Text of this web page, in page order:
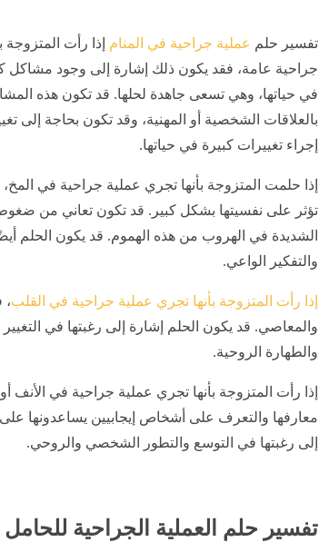
تفسير حلم عملية جراحية في المنام إذا رأت المتزوجة
جراحية عامة، فقد يكون ذلك إشارة إلى وجود مشاكل
في حياتها، وهي تسعى جاهدة لحلها. قد تكون هذه
بالعلاقات الشخصية أو المهنية، وقد تكون بحاجة إلى
إجراء تغييرات كبيرة في حياتها.
إذا حلمت المتزوجة بأنها تجري عملية جراحية في
تؤثر على نفسيتها بشكل كبير. قد تكون تعاني من ضغوط
الشديدة في الهروب من هذه الهموم. قد يكون الحلم
والتفكير الواعي.
إذا رأت المتزوجة بأنها تجري عملية جراحية في القلب،
والمعاصي. قد يكون الحلم إشارة إلى رغبتها في التغيير
والطهارة الروحية.
إذا رأت المتزوجة بأنها تجري عملية جراحية في الأنف
معارفها والتعرف على أشخاص إيجابيين يساعدونها
إلى رغبتها في التوسع والتطور الشخصي والروحي.
تفسير حلم العملية الجراحية للحامل